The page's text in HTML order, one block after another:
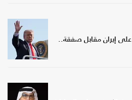
على إيران مقابل صفقة..